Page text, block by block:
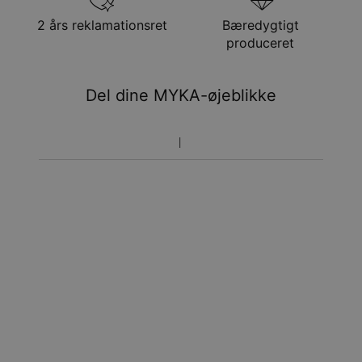
Hastelevering
ons. 12. aug. - fre. 14.
aug.
Du vil ikke blive opkrævet yderligere afgifter.
Vær opmærksom på at tidsperioden nævnt ovenfor er
2 års reklamationsret
Bæredygtigt
produceret
Del dine MYKA-øjeblikke